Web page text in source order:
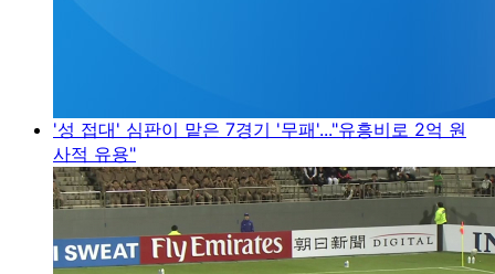
'성 접대' 심판이 맡은 7경기 '무패'..."유흥비로 2억 원
사적 유용"